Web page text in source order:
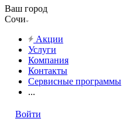
Ваш город
Сочи
Акции
Услуги
Компания
Контакты
Сервисные программы
...
Войти